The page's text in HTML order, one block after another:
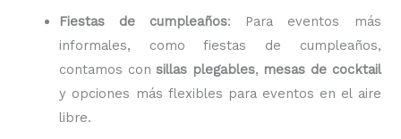
Fiestas de cumpleaños: Para eventos más
informales, como fiestas de cumpleaños,
contamos consillas plegables, mesas de cocktail
y opciones más flexibles para eventos en el aire
libre.